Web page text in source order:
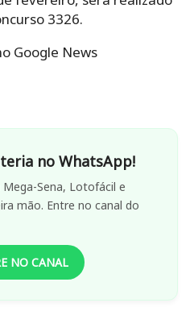
3326.
Google News
no WhatsApp!
Sena, Lotofácil e
mão. Entre no canal do
NO CANAL